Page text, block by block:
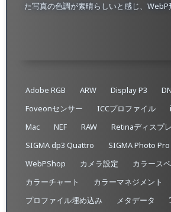
た写真の色調が素晴らしいと感じ、
Adobe RGB ARW Display P3
Foveonセンサー
ICCプロファイル
Mac
NEF RAW Retinaディスプ
SIGMA dp3 Quattro
SIGMA Photo Pro
WebPShop
カメラ設定
カラース
カラーチャート
カラーマネジメント
プロファイル埋め込み​
メタデータ